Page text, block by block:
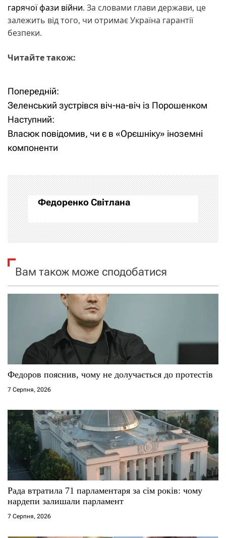
гарячої фази війни. За словами глави держави, це
залежить від того, чи отримає Україна гарантії
безпеки.
Читайте також:
Н
а
в
г
а
ц
і
я
з
с
в
Попередній:
Зеленський зустрівся віч-на-віч із Порошенком
Наступний:
Власюк повідомив, чи є в «Орєшніку» іноземні
компоненти
Федоренко Світлана
Вам також може сподобатися
Федоров пояснив, чому не долучається до протестів
7 Серпня, 2026
Рада втратила 71 парламентаря за сім років: чому
нардепи залишали парламент
7 Серпня, 2026